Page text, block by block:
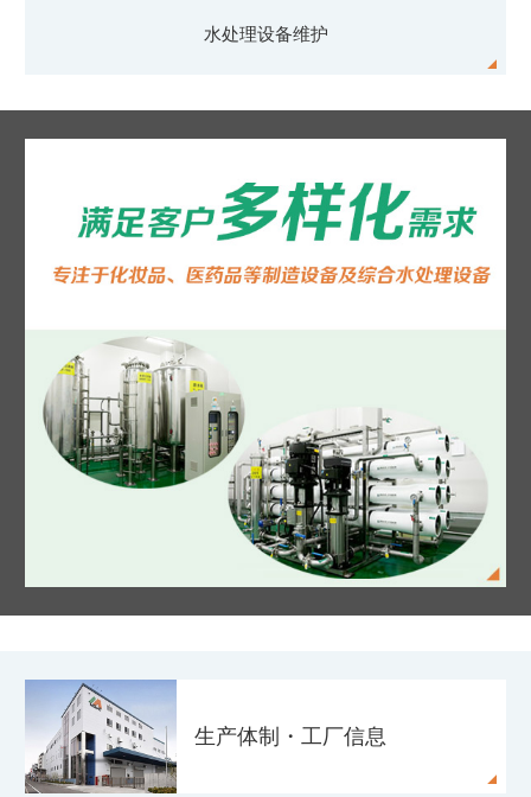
水处理设备维护
生产体制・ 工厂信息